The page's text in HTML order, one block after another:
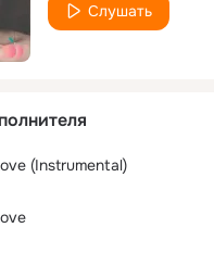
Слушать
(Instrumental)